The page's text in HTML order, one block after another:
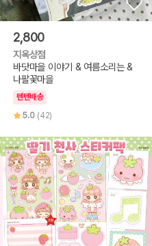
2,800
지옥상점
바닷마을 이야기 & 여름소리는 &
나팔꽃마을
텐텐배송
5.0 (42)